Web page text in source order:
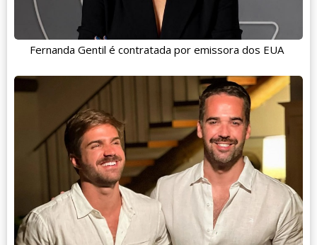
Fernanda Gentil é contratada por emissora dos EUA